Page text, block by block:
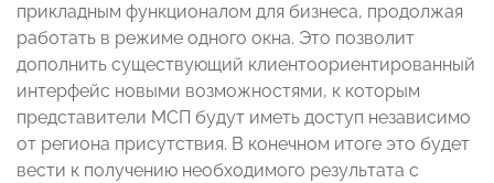
прикладным функционалом для бизнеса, продолжая
работать в режиме одного окна. Это позволит
дополнить существующий клиентоориентированный
интерфейс новыми возможностями, к которым
представители МСП будут иметь доступ независимо
от региона присутствия. В конечном итоге это будет
вести к получению необходимого результата с